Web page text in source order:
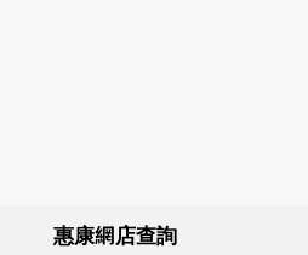
惠康網店查詢